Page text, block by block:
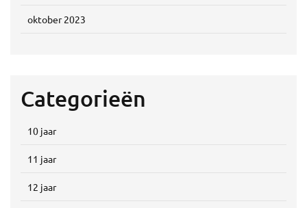
oktober 2023
Categorieën
10 jaar
11 jaar
12 jaar